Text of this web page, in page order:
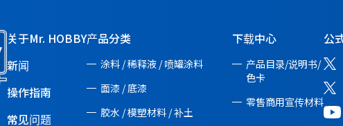
关于Mr. HOBBY
新闻
操作指南
常见问题
产品分类
涂料 / 稀释液 / 喷罐涂料
面漆 / 底漆
胶水 / 模塑材料 / 补土
下载中心
产品目录/说明书/
色卡
零售商用宣传材料
公